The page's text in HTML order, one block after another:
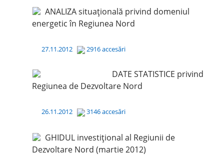
ANALIZA situațională privind domeniul
energetic în Regiunea Nord
27.11.2012 2916 accesări
DATE STATISTICE privind
Regiunea de Dezvoltare Nord
26.11.2012 3146 accesări
GHIDUL investițional al Regiunii de
Dezvoltare Nord (martie 2012)